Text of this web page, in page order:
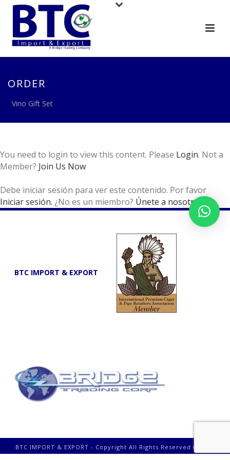
ORDER
Vino Gift Set
You need to login to view this content. Please Login. Not a
Member? Join Us Now
Debe iniciar sesión para ver este contenido. Por favor
Iniciar sesión. ¿No es un miembro? Únete a nosotros
BTC IMPORT & EXPORT
BTC IMPORT & EXPORT - Copyright All Rights Reserved © 2023